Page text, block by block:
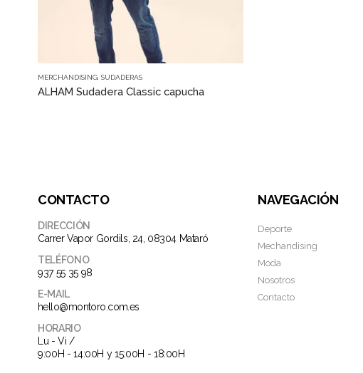
Este producto tiene múltiples variantes. Las opciones se pueden elegir en la página de producto
MERCHANDISING SUDADERAS
ALHAM Sudadera Classic capucha
CONTACTO
DIRECCIÓN
Carrer Vapor Gordils, 24, 08304 Mataró
TELÉFONO
937 55 35 98
E-MAIL
hello@montoro.com.es
HORARIO
Lu - Vi /
9:00H - 14:00H y 15:00H - 18:00H
NAVEGACIÓN
Deporte
Mechandising
Moda
Nosotros
Contacto